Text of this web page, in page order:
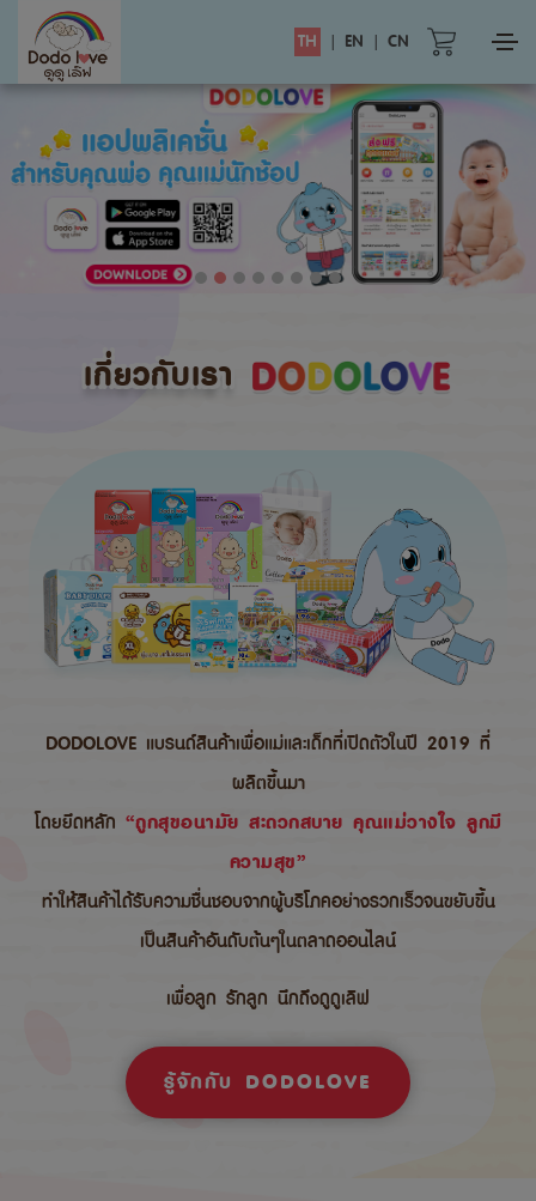
TH | EN | CN
เกี่ยวกับเรา
DODOLOVE แบรนด์สินค้าเพื่อแม่และเด็กที่เปิดตัวในปี 2019 ที่
ผลิตขึ้นมา
โดยยึดหลัก “ถูกสุขอนามัย สะดวกสบาย คุณแม่วางใจ ลูกมี
ความสุข”
ทำให้สินค้าได้รับความชื่นชอบจากผู้บริโภคอย่างรวกเร็วจนขยับขึ้น
เป็นสินค้าอันดับต้นๆในตลาดออนไลน์
เพื่อลูก รักลูก นึกถึงดูดูเลิฟ
รู้จักกับ DODOLOVE